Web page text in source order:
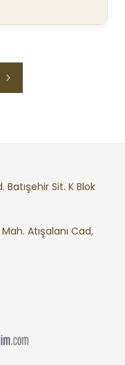
Sit. K Blok
Atışalanı Cad,